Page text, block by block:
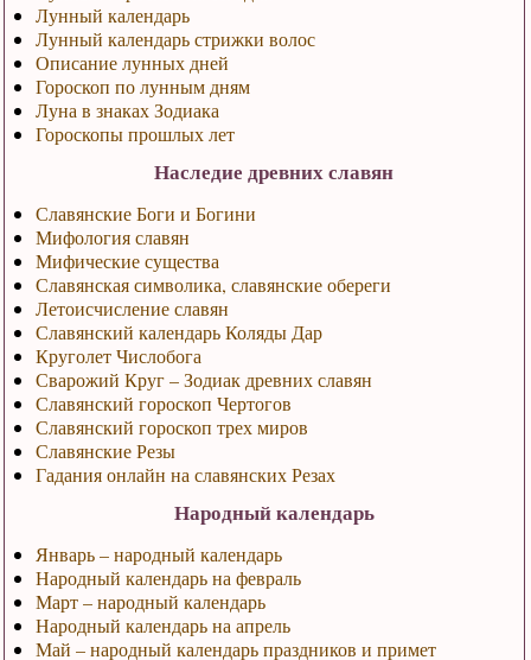
Лунный календарь
Лунный календарь стрижки волос
Описание лунных дней
Гороскоп по лунным дням
Луна в знаках Зодиака
Гороскопы прошлых лет
Наследие древних славян
Славянские Боги и Богини
Мифология славян
Мифические существа
Славянская символика, славянские обереги
Летоисчисление славян
Славянский календарь Коляды Дар
Круголет Числобога
Сварожий Круг – Зодиак древних славян
Славянский гороскоп Чертогов
Славянский гороскоп трех миров
Славянские Резы
Гадания онлайн на славянских Резах
Народный календарь
Январь – народный календарь
Народный календарь на февраль
Март – народный календарь
Народный календарь на апрель
Май – народный календарь праздников и примет